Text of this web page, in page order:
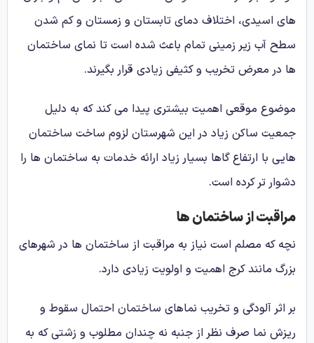
های اسیدی، اختلاف دمای تابستان و زمستان و کم شدن
سطح آب زیر زمینی تمام باعث شده است تا نمای ساختمان
ها در معرض تخریب و کثیفی زیادی قرار بگیرند.
موضوع موقعی اهمیت بیشتری پیدا می کند که به دلیل
جمعیت ساکن زیاد در این شهرستان لزوم ساخت ساختمان
هایی با ارتفاع گاها بسیار زیاد ارائه خدمات به ساختمان ها را
دشوار تر کرده است.
مراقبت از ساختمان ها
نچه که مصلم است نیاز به مراقبت از ساختمان ها در شهرهای
بزرگ مانند کرج اهمیت و اولویت زیادی دارد.
بر اثر آلودگی و تخریب نماهای ساختمان احتمال سقوط و
ریزش نما صرف نظر از جنبه نه چندان مطلوب و زشتی که به